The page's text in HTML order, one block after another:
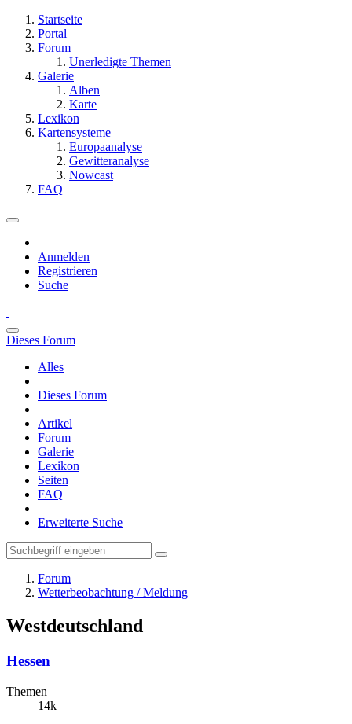
Startseite
Portal
Forum
Unerledigte Themen
Galerie
Alben
Karte
Lexikon
Kartensysteme
Europaanalyse
Gewitteranalyse
Nowcast
FAQ
Anmelden
Registrieren
Suche
Dieses Forum
Alles
Dieses Forum
Artikel
Forum
Galerie
Lexikon
Seiten
FAQ
Erweiterte Suche
Forum
Wetterbeobachtung / Meldung
Westdeutschland
Hessen
Themen
14k